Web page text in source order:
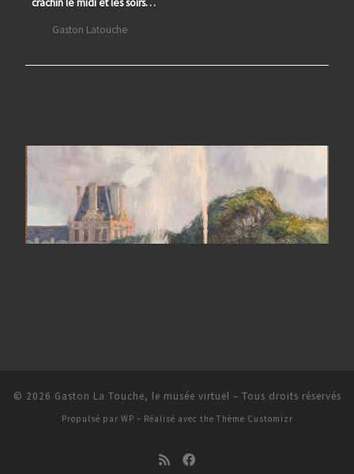
crachin le midi et les soirs…
Gaston Latouche
© 2026 Gaston La Touche, le musée virtuel – Tous droits réservés
Propulsé par WP – Réalisé avec the Thème Customizr